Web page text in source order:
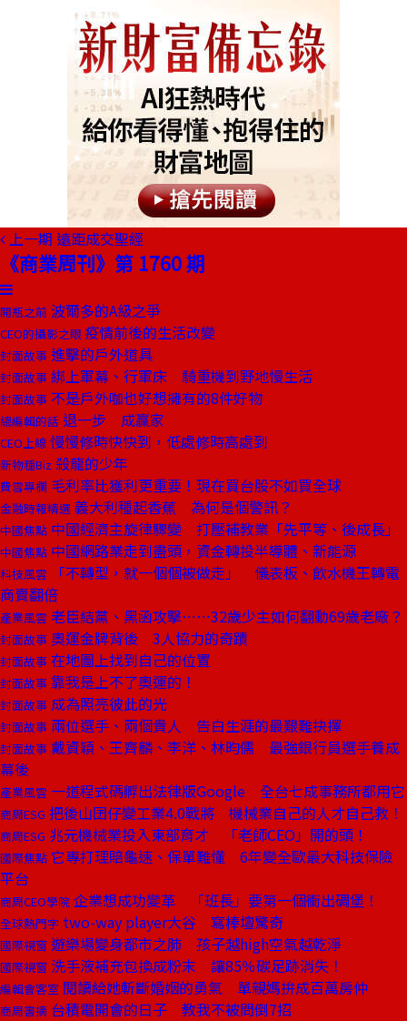
上一期 遠距成交聖經
《商業周刊》第 1760 期
開瓶之前 波爾多的A級之爭
CEO的攝影之眼 疫情前後的生活改變
封面故事 進擊的戶外道具
封面故事 綁上軍幕、行軍床 騎重機到野地慢生活
封面故事 不是戶外咖也好想擁有的8件好物
總編輯的話 退一步 成贏家
CEO上線 慢慢修時快快到，低處修時高處到
新物種Biz 殺龍的少年
費雪專欄 毛利率比獲利更重要！現在買台股不如買全球
金融時報精選 義大利種起香蕉 為何是個警訊？
中國焦點 中國經濟主旋律驟變 打壓補教業「先平等、後成長」
中國焦點 中國網路業走到盡頭，資金轉投半導體、新能源
科技風雲
「不轉型，就一個個被做走」 儀表板、飲水機王轉電
商賣翻倍
產業風雲 老臣結黨、黑函攻擊⋯⋯32歲少主如何翻動69歲老廠？
封面故事 奧運金牌背後 3人協力的奇蹟
封面故事 在地圖上找到自己的位置
封面故事 靠我是上不了奧運的！
封面故事 成為照亮彼此的光
封面故事 兩位選手、兩個貴人 告白生涯的最艱難抉擇
封面故事 戴資穎、王齊麟、李洋、林昀儒 最強銀行員選手養成
幕後
產業風雲 一道程式碼孵出法律版Google 全台七成事務所都用它
商周ESG 把後山囝仔變工業4.0戰將 機械業自己的人才自己救！
商周ESG 兆元機械業投入東部育才 「老師CEO」開的頭！
國際焦點 它專打理賠龜速、保單難懂 6年變全歐最大科技保險
平台
商周CEO學院 企業想成功變革 「班長」要第一個衝出碉堡！
全球熱門字 two-way player大谷 寫棒壇驚奇
國際視窗 遊樂場變身都市之肺 孩子越high空氣越乾淨
國際視窗 洗手液補充包換成粉末 讓85％碳足跡消失！
編輯會客室 閱讀給她斬斷婚姻的勇氣 單親媽拚成百萬房仲
商周書摘 台積電開會的日子 教我不被問倒7招